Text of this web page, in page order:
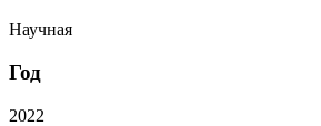
Научная
Год
2022